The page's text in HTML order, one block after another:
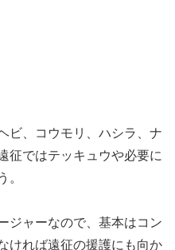
ビ、コウモリ、ハシラ、ナ
征ではテッキュウや必要に
。
ジャーなので、基本はコン
ければ遠征の援護にも向か